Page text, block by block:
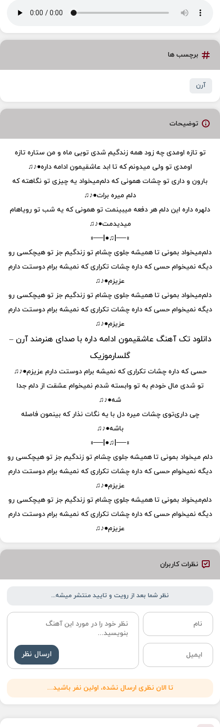
برچسب ها
آرن
توضیحات
تو تازه اومدی چه زود همه زندگیم شدی تویی ماه و من ستاره تازه
اومدی تو ‌ولی میدونم که تا ابد عاشقیمون ادامه داره●♪♫
بارون و داری تو چشات همونی که دلم‌میخواد یه چیزی تو نگاهته که
دلم میره برات●♪♫
دلهره داره این دلم هر دفعه میبینمت تو همونی که یه شب تو رویاهام
میدیدمت●♪♫
»──|♫●|──«
دلم‌میخواد بمونی تا همیشه جلوی چشام تو زندگیم جز تو هیچکسی رو‌
دیگه نمیخوام حسی که داره چشات تکراری که نمیشه برام دوستت دارم
عزیزم●♪♫
دلم‌میخواد بمونی تا همیشه جلوی چشام تو زندگیم جز تو هیچکسی رو‌
دیگه نمیخوام حسی که داره چشات تکراری که نمیشه برام دوستت دارم
عزیزم●♪♫
دانلود تک آهنگ عاشقیمون ادامه داره با صدای هنرمند آرن –
گلسارموزیک
حسی که داره چشات تکراری که نمیشه برام دوستت دارم عزیزم●♪♫
تو شدی مال خودم به تو وابسته شدم نمیخوام عشقت از دلم جدا
شه●♪♫
چی داری‌توی چشات میره دل با یه نگات نذار که بینمون فاصله
باشه●♪♫
»──|♫●|──«
دلم‌ میخواد بمونی تا همیشه جلوی چشام تو زندگیم جز تو هیچکسی رو‌
دیگه نمیخوام حسی که داره چشات تکراری که نمیشه برام دوستت دارم
عزیزم●♪♫
دلم‌میخواد بمونی تا همیشه جلوی چشام تو زندگیم جز تو هیچکسی رو‌
دیگه نمیخوام حسی که داره چشات تکراری که نمیشه برام دوستت دارم
عزیزم●♪♫
نظرات کاربران
نظر شما بعد از رویت و تایید منتشر میشه...
ارسال نظر
تا الان نظری ارسال نشده، اولین نفر باشید...